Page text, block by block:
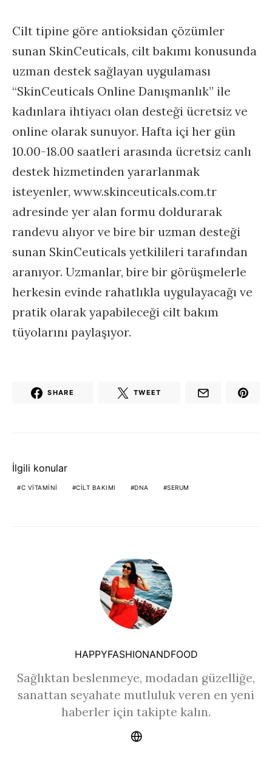
Cilt tipine göre antioksidan çözümler
sunan SkinCeuticals, cilt bakımı konusunda
uzman destek sağlayan uygulaması
“SkinCeuticals Online Danışmanlık” ile
kadınlara ihtiyacı olan desteği ücretsiz ve
online olarak sunuyor. Hafta içi her gün
10.00-18.00 saatleri arasında ücretsiz canlı
destek hizmetinden yararlanmak
isteyenler, www.skinceuticals.com.tr
adresinde yer alan formu doldurarak
randevu alıyor ve bire bir uzman desteği
sunan SkinCeuticals yetkilileri tarafından
aranıyor. Uzmanlar, bire bir görüşmelerle
herkesin evinde rahatlıkla uygulayacağı ve
pratik olarak yapabileceği cilt bakım
tüyolarını paylaşıyor.
SHARE TWEET
İlgili konular
C VITAMINI CILT BAKIMI DNA SERUM
HAPPYFASHIONANDFOOD
Sağlıktan beslenmeye, modadan güzelliğe,
sanattan seyahate mutluluk veren en yeni
haberler için takipte kalın.